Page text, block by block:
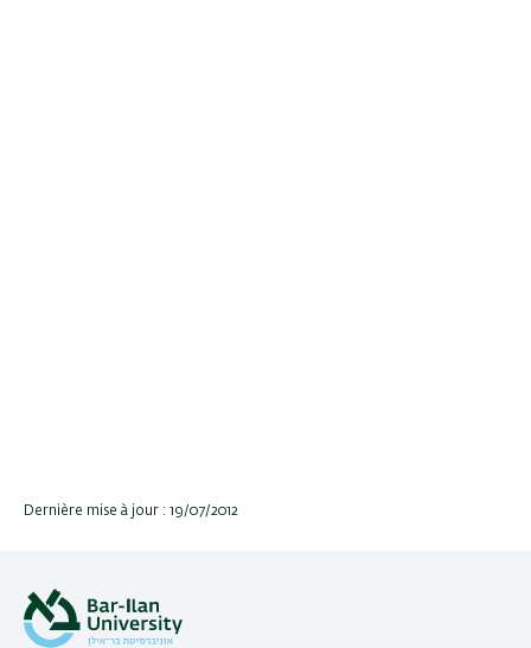
Dernière mise à jour : 19/07/2012